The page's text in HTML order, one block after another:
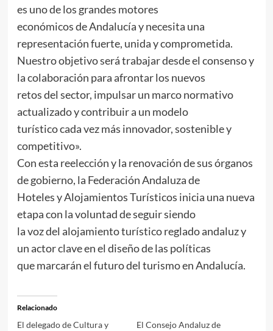
es uno de los grandes motores
económicos de Andalucía y necesita una
representación fuerte, unida y comprometida.
Nuestro objetivo será trabajar desde el consenso y
la colaboración para afrontar los nuevos
retos del sector, impulsar un marco normativo
actualizado y contribuir a un modelo
turístico cada vez más innovador, sostenible y
competitivo».
Con esta reelección y la renovación de sus órganos
de gobierno, la Federación Andaluza de
Hoteles y Alojamientos Turísticos inicia una nueva
etapa con la voluntad de seguir siendo
la voz del alojamiento turístico reglado andaluz y
un actor clave en el diseño de las políticas
que marcarán el futuro del turismo en Andalucía.
Relacionado
El delegado de Cultura y El Consejo Andaluz de